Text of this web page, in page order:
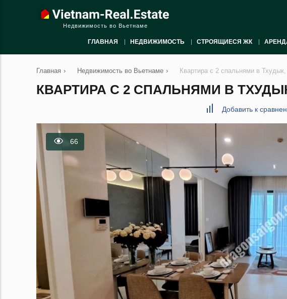
Недвижимость во Вьетнаме
ГЛАВНАЯ НЕДВИЖИМОСТЬ СТРОЯЩИЕСЯ ЖК
Главная › Недвижимость во Вьетнаме › Квартира с 2 спальнями в
КВАРТИРА С 2 СПАЛЬНЯМИ В
Добавить к
66